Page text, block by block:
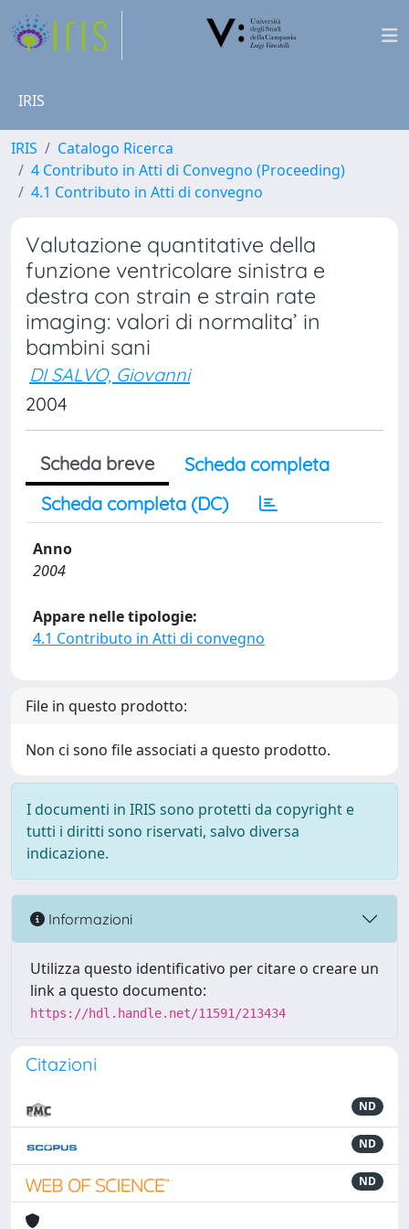
IRIS
IRIS
Catalogo Ricerca
4 Contributo in Atti di Convegno (Proceeding)
4.1 Contributo in Atti di convegno
Valutazione quantitative della
funzione ventricolare sinistra e
destra con strain e strain rate
imaging: valori di normalita’ in
bambini sani
DI SALVO, Giovanni
2004
Scheda breve
Scheda completa
Scheda completa (DC)
Anno
2004
Appare nelle tipologie:
4.1 Contributo in Atti di convegno
File in questo prodotto:
Non ci sono file associati a questo prodotto.
I documenti in IRIS sono protetti da copyright e
tutti i diritti sono riservati, salvo diversa
indicazione.
Informazioni
Utilizza questo identificativo per citare o creare un
link a questo documento:
https://hdl.handle.net/11591/213434
Citazioni
ND
ND
ND